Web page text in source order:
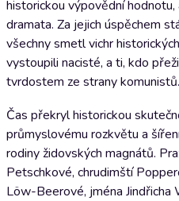
historickou výpovědní
dramata. Za jejich úspěchem
všechny smetl vichr
vystoupili nacisté, a ti, kdo
tvrdostem ze strany komunistů.
Čas překryl historickou
průmyslovému rozkvětu a
rodiny židovských magnátů.
Petschkové, chrudimští
Löw-Beerové, jména Jindřicha